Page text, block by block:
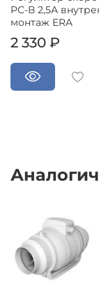
РС-В 2,5А
монтаж ERA
2 330 ₽